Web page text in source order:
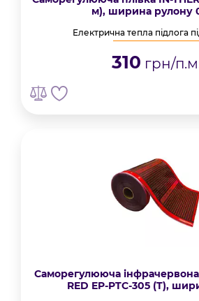
м), ширина рулону
Електрична тепла підлога
310 грн/
Саморегулююча інфрачервона
RED EP-PTC-305 (T),